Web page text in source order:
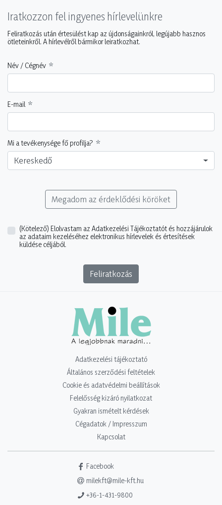
Iratkozzon fel ingyenes hírlevelünkre
Feliratkozás után értesülést kap az újdonságainkról, legújabb hasznos
ötleteinkről. A hírlevélről bármikor leiratkozhat.
Név / Cégnév
E-mail
Mi a tevékenysége fő profilja?
Kereskedő
Megadom az érdeklődési köröket
(Kötelező) Elolvastam az Adatkezelési Tájékoztatót és hozzájárulok
az adataim kezeléséhez elektronikus hírlevelek és értesítések
küldése céljából.
Feliratkozás
Adatkezelési tájékoztató
Általános szerződési feltételek
Cookie és adatvédelmi beállítások
Felelősség kizáró nyilatkozat
Gyakran ismételt kérdések
Cégadatok / Impresszum
Kapcsolat
Facebook
milekft@mile-kft.hu
+36-1-431-9800